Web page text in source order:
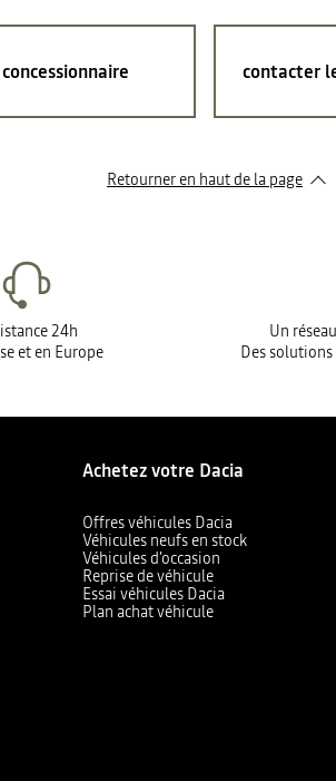
contacter
Retourner en haut de la page
24h
et en Europe
Un
Des
Achetez votre Dacia
Offres véhicules Dacia
Véhicules neufs en stock
Véhicules d'occasion
Reprise de véhicule
Essai véhicules Dacia
Plan achat véhicule